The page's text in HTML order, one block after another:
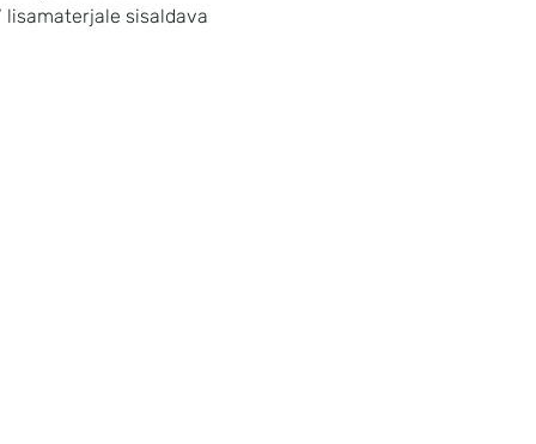
lisamaterjale sisaldava